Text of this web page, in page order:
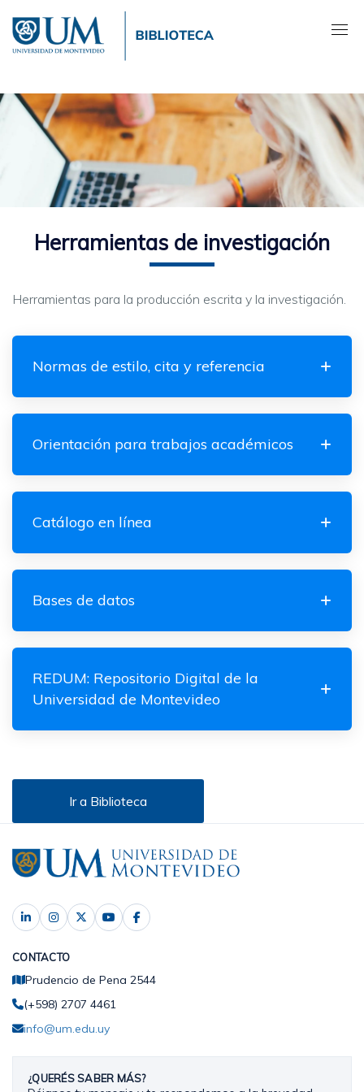
contenido
principal
Herramientas de investigación
Herramientas para la producción escrita y la investigación.
Normas de estilo, cita y referencia
Orientación para trabajos académicos
Catálogo en línea
Bases de datos
REDUM: Repositorio Digital de la
Universidad de Montevideo
Ir a Biblioteca
CONTACTO
Prudencio de Pena 2544
(+598) 2707 4461
info@um.edu.uy
¿QUERÉS SABER MÁS?